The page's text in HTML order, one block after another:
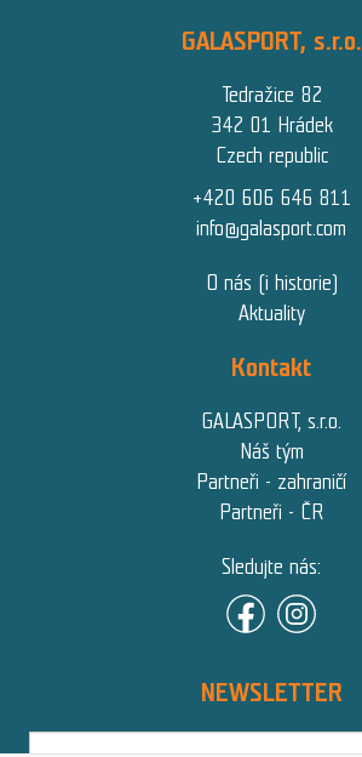
GALASPORT, s.r.o.
Tedražice 82
342 01 Hrádek
Czech republic
+420 606 646 811
info@galasport.com
O nás (i historie)
Aktuality
Kontakt
GALASPORT, s.r.o.
Náš tým
Partneři - zahraničí
Partneři - ČR
Sledujte nás:
NEWSLETTER